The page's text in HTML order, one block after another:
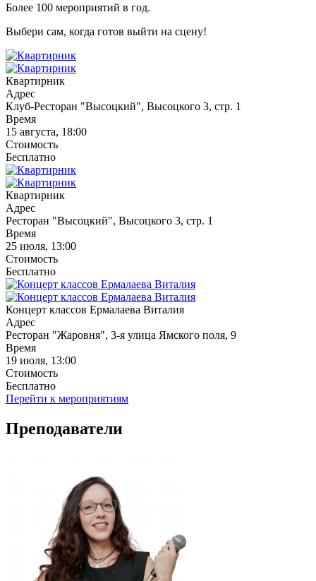
Более 100 мероприятий в год.
Выбери сам, когда готов выйти на сцену!
Квартирник
Адрес
Клуб-Ресторан "Высоцкий", Высоцкого 3, стр. 1
Время
15 августа, 18:00
Стоимость
Бесплатно
Квартирник
Адрес
Ресторан "Высоцкий", Высоцкого 3, стр. 1
Время
25 июля, 13:00
Стоимость
Бесплатно
Концерт классов Ермалаева Виталия
Адрес
Ресторан "Жаровня", 3-я улица Ямского поля, 9
Время
19 июля, 13:00
Стоимость
Бесплатно
Перейти к мероприятиям
Преподаватели